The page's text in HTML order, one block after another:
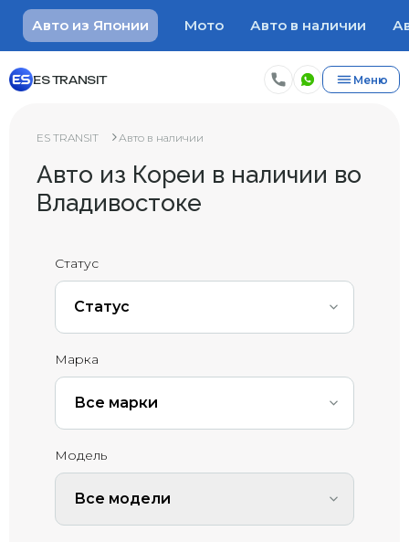
Авто из Японии Мото Авто в наличии
ES TRANSIT Меню
ES TRANSIT Авто в наличии
Авто из Кореи в наличии во
Владивостоке
Статус
Статус
Марка
Все марки
Модель
Все модели